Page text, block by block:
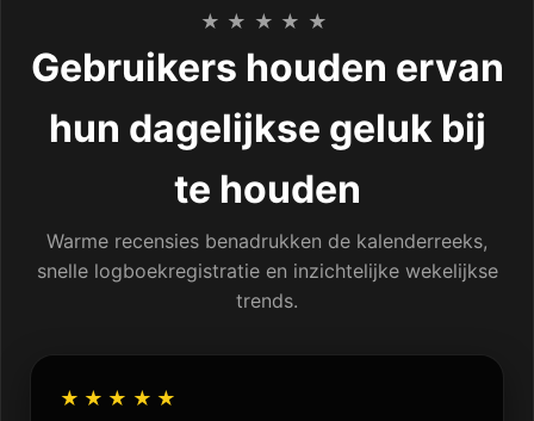
★★★★★
Gebruikers houden ervan
hun dagelijkse geluk bij
te houden
Warme recensies benadrukken de kalenderreeks,
snelle logboekregistratie en inzichtelijke wekelijkse
trends.
★★★★★